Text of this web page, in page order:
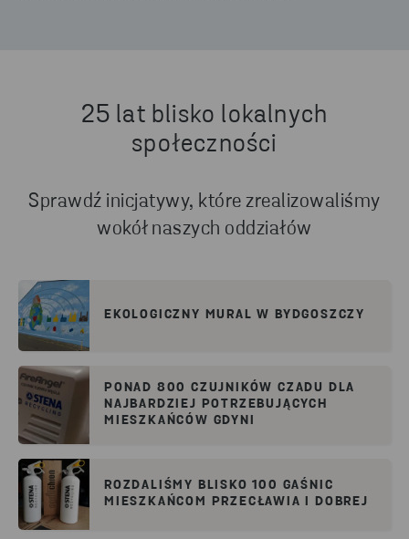
25 lat blisko lokalnych
społeczności
Sprawdź inicjatywy, które zrealizowaliśmy
wokół naszych oddziałów
EKOLOGICZNY MURAL W BYDGOSZCZY
PONAD 800 CZUJNIKÓW CZADU DLA
NAJBARDZIEJ POTRZEBUJĄCYCH
MIESZKAŃCÓW GDYNI
ROZDALIŚMY BLISKO 100 GAŚNIC
MIESZKAŃCOM PRZECŁAWIA I DOBREJ